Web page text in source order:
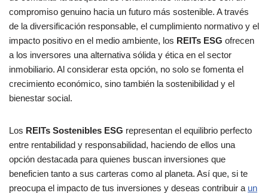
compromiso genuino hacia un futuro más sostenible. A través
de la diversificación responsable, el cumplimiento normativo y el
impacto positivo en el medio ambiente, los REITs ESG ofrecen
a los inversores una alternativa sólida y ética en el sector
inmobiliario. Al considerar esta opción, no solo se fomenta el
crecimiento económico, sino también la sostenibilidad y el
bienestar social.
Los REITs Sostenibles ESG representan el equilibrio perfecto
entre rentabilidad y responsabilidad, haciendo de ellos una
opción destacada para quienes buscan inversiones que
beneficien tanto a sus carteras como al planeta. Así que, si te
preocupa el impacto de tus inversiones y deseas contribuir a un